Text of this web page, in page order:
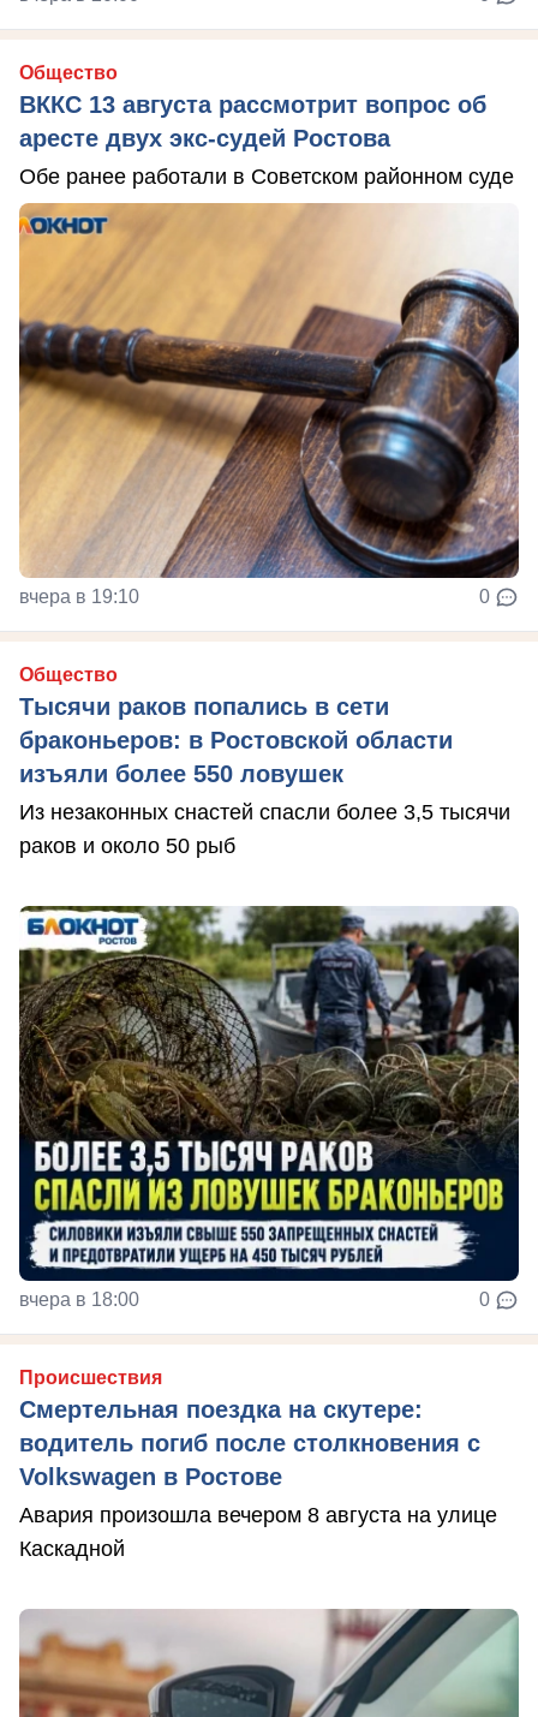
Общество
ВККС 13 августа рассмотрит вопрос об
аресте двух экс-судей Ростова
Обе ранее работали в Советском районном суде
вчера в 19:10 0
Общество
Тысячи раков попались в сети
браконьеров: в Ростовской области
изъяли более 550 ловушек
Из незаконных снастей спасли более 3,5 тысячи
раков и около 50 рыб
вчера в 18:00 0
Происшествия
Смертельная поездка на скутере:
водитель погиб после столкновения с
Volkswagen в Ростове
Авария произошла вечером 8 августа на улице
Каскадной